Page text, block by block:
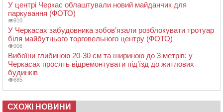
У центрі Черкас облаштували новий майданчик для
паркування (ФОТО)
910
У Черкасах забудовника зобов’язали розблокувати тротуар
біля майбутнього торговельного центру (ФОТО)
906
Вибоїни глибиною 20-30 см та шириною до 3 метрів: у
Черкасах просять відремонтувати під’їзд до житлових
будинків
885
СХОЖІ НОВИНИ